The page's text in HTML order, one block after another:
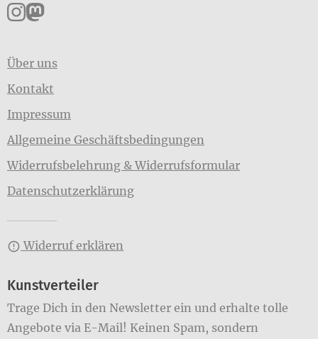
Pankpress auf Instagram
Pankpress auf Mastodon
Über uns
Kontakt
Impressum
Allgemeine Geschäftsbedingungen
Widerrufsbelehrung & Widerrufsformular
Datenschutzerklärung
Widerruf erklären
Kunstverteiler
Trage Dich in den Newsletter ein und erhalte tolle
Angebote via E-Mail! Keinen Spam, sondern